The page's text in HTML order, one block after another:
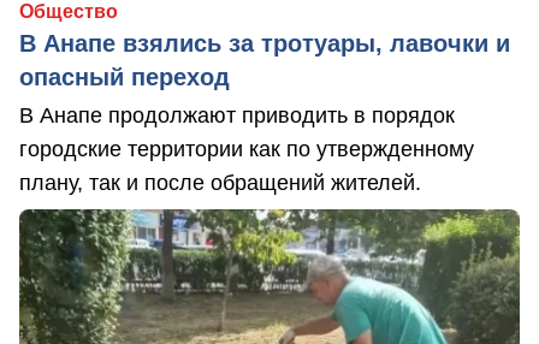
Общество
В Анапе взялись за тротуары, лавочки и
опасный переход
В Анапе продолжают приводить в порядок
городские территории как по утвержденному
плану, так и после обращений жителей.